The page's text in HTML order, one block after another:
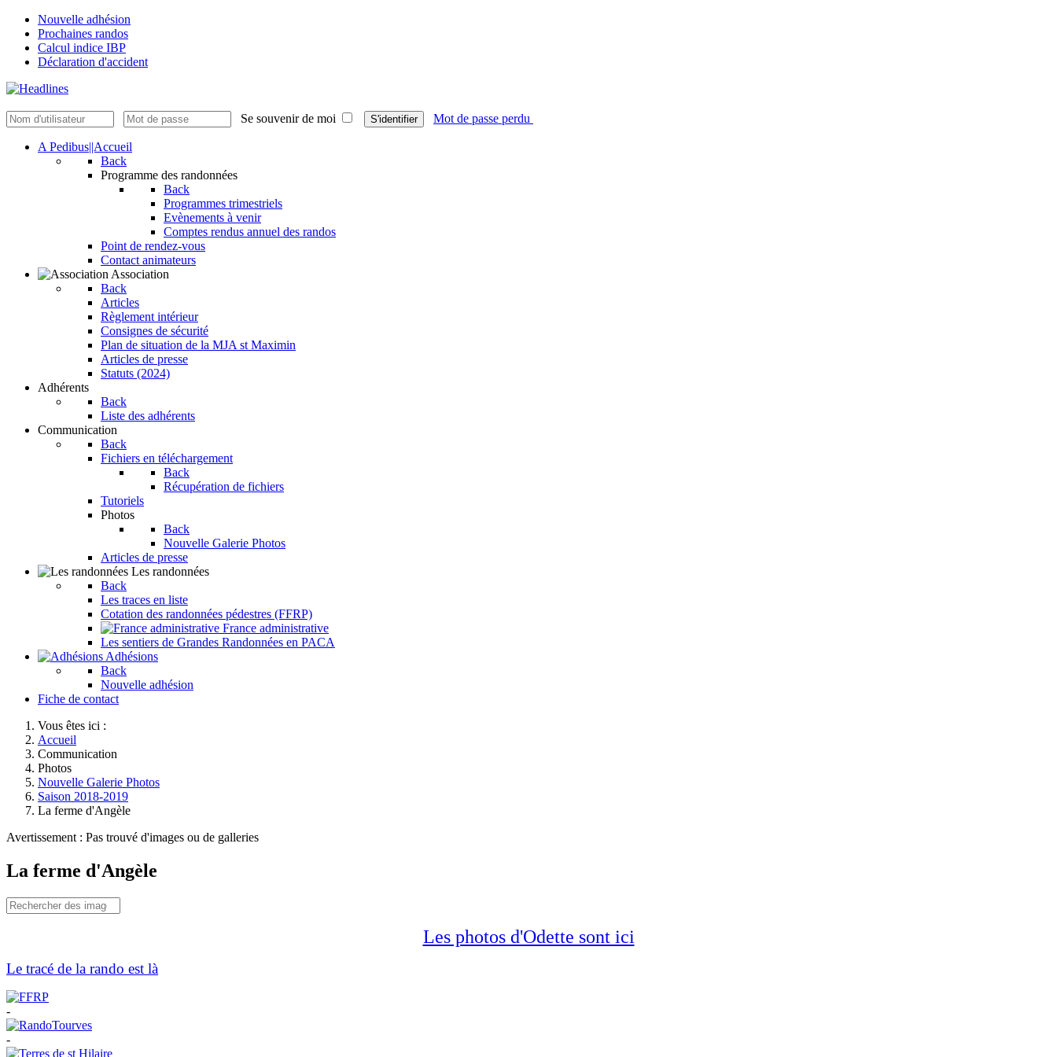
Nouvelle adhésion
Prochaines randos
Calcul indice IBP
Déclaration d'accident
Se souvenir de moi S'identifier Mot de passe perdu
A Pedibus||Accueil
Back
Programme des randonnées
Back
Programmes trimestriels
Evènements à venir
Comptes rendus annuel des randos
Point de rendez-vous
Contact animateurs
Association
Back
Articles
Règlement intérieur
Consignes de sécurité
Plan de situation de la MJA st Maximin
Articles de presse
Statuts (2024)
Adhérents
Back
Liste des adhérents
Communication
Back
Fichiers en téléchargement
Back
Récupération de fichiers
Tutoriels
Photos
Back
Nouvelle Galerie Photos
Articles de presse
Les randonnées
Back
Les traces en liste
Cotation des randonnées pédestres (FFRP)
France administrative
Les sentiers de Grandes Randonnées en PACA
Adhésions
Back
Nouvelle adhésion
Fiche de contact
Vous êtes ici :
Accueil
Communication
Photos
Nouvelle Galerie Photos
Saison 2018-2019
La ferme d'Angèle
Avertissement : Pas trouvé d'images ou de galleries
La ferme d'Angèle
Les photos d'Odette sont ici
Le tracé de la rando est là
-
-